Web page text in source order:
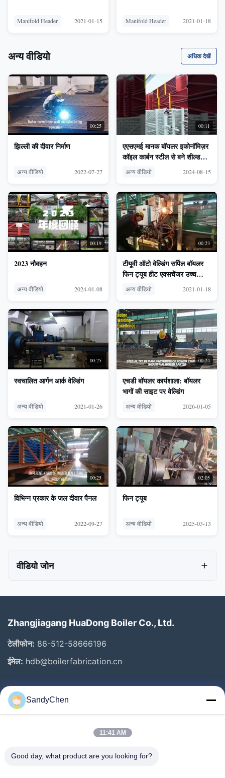
Manifold Header 2021-01-15 Manifold Header 2021-01-18
अन्य वीडियो अधिक देखें
00:25
झिल्ली की दीवार निर्माण
अन्य वीडियो 2022-07-27
00:11
एएसएमई मानक बॉयलर इकोनॉमिज़र
कॉइल कार्बन स्टील से बने शील्ड
और हथकड़ी के साथ
अन्य वीडियो 2024-08-15
00:19
2023 नौवहन
अन्य वीडियो 2024-01-08
00:23
टीयूवी ऑटो वेल्डिंग सर्पिल बॉयलर
फिन ट्यूब हीट एक्सचेंजर उच्च
अन्य वीडियो 2021-01-18
00:25
स्वचालित आर्गन आर्क वेल्डिंग
अन्य वीडियो 2021-01-26
00:24
एचडी बॉयलर कार्यशाला: बॉयलर
भागों की साइट पर वेल्डिंग
अन्य वीडियो 2026-01-05
00:25
विभिन्न प्रकार के जल दीवार पैनल
अन्य वीडियो 2022-09-27
02:05
फिन ट्यूब
अन्य वीडियो 2025-03-13
वीडियो जोन
वीडियो होम
सभी वीडियो
Boiler Fin Tube
Superheater And Reheater
Boiler Economizer
Waterwall Panels
Manifold Header
Zhangjiagang HuaDong Boiler Co., Ltd.
टेलीफोन: 86-512-58666196
ईमेल: hdb@boilerfabrication.cn
त्वरित लिंक
घर
वीडियो
SandyChen
11:41 AM
Good day, what product are you looking for?